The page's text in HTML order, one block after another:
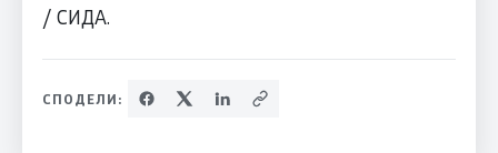
/ СИДА.
СПОДЕЛИ: